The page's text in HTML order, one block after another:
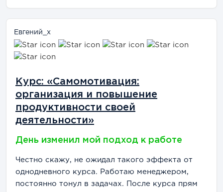
Евгений_х
Курс: «Самомотивация:
организация и повышение
продуктивности своей
деятельности»
День изменил мой подход к работе
Честно скажу, не ожидал такого эффекта от
однодневного курса. Работаю менеджером,
постоянно тонул в задачах. После курса прям